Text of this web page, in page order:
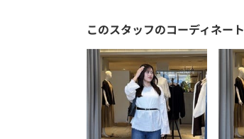
このスタッフのコーディネート